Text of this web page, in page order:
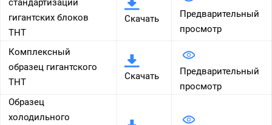
стандартизации
гигантских блоков
THT
Скачать
Предварительный
просмотр
Комплексный
образец гигантского
THT
Скачать
Предварительный
просмотр
Образец
холодильного